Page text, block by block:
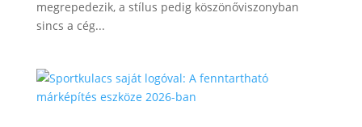
megrepedezik, a stílus pedig köszönőviszonyban
sincs a cég...